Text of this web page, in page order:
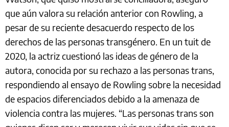
que aún valora su relación anterior con Rowling, a
pesar de su reciente desacuerdo respecto de los
derechos de las personas transgénero. En un tuit de
2020, la actriz cuestionó las ideas de género de la
autora, conocida por su rechazo a las personas trans,
respondiendo al ensayo de Rowling sobre la necesidad
de espacios diferenciados debido a la amenaza de
violencia contra las mujeres. “Las personas trans son